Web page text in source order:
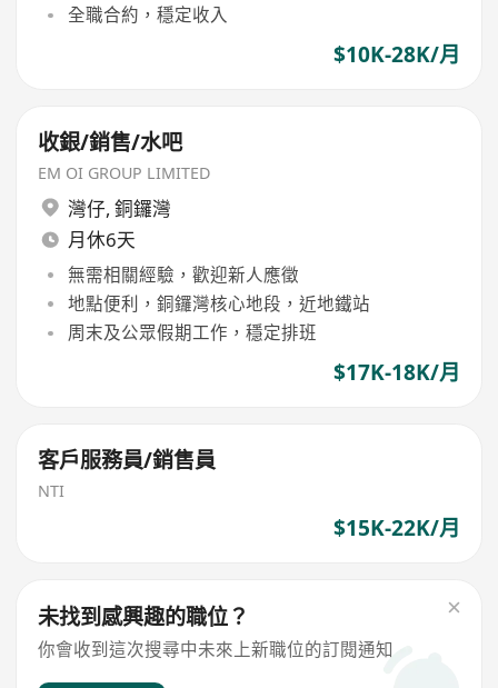
全職合約，穩定收入
$10K-28K/月
收銀/銷售/水吧
EM OI GROUP LIMITED
灣仔, 銅鑼灣
月休6天
無需相關經驗，歡迎新人應徵
地點便利，銅鑼灣核心地段，近地鐵站
周末及公眾假期工作，穩定排班
$17K-18K/月
客戶服務員/銷售員
NTI
$15K-22K/月
未找到感興趣的職位？
你會收到這次搜尋中未來上新職位的訂閱通知